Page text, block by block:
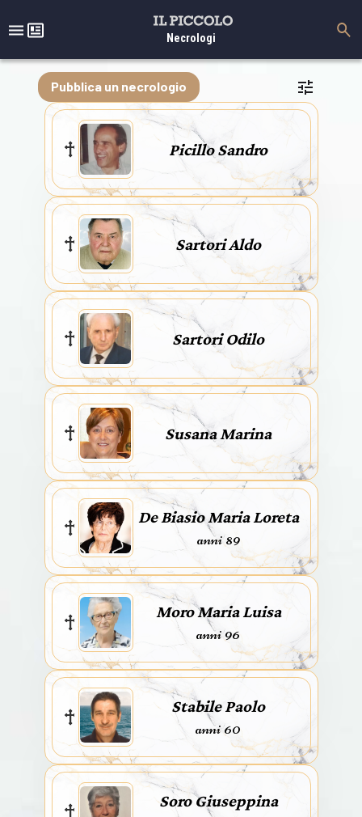
Necrologi
Pubblica un necrologio
Picillo Sandro
Sartori Aldo
Sartori Odilo
Susana Marina
De Biasio Maria Loreta
anni 89
Moro Maria Luisa
anni 96
Stabile Paolo
anni 60
Soro Giuseppina